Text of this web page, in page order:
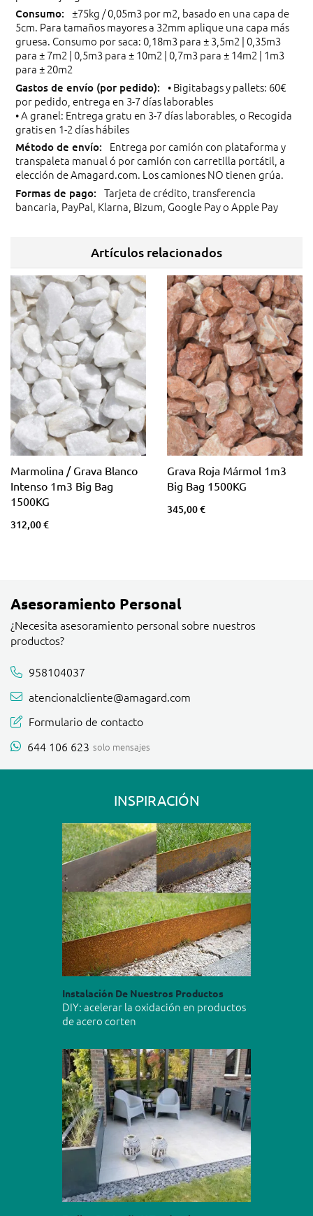
±75kg / 0,05m3 por m2, basado en una capa de
5cm. Para tamaños mayores a 32mm aplique una capa más
gruesa. Consumo por saca: 0,18m3 para ± 3,5m2 | 0,35m3
para ± 7m2 | 0,5m3 para ± 10m2 | 0,7m3 para ± 14m2 | 1m3
para ± 20m2
• Bigitabags y pallets: 60€
por pedido, entrega en 3-7 días laborables
• A granel: Entrega gratu en 3-7 días laborables, o Recogida
gratis en 1-2 días hábiles
Entrega por camión con plataforma y
transpaleta manual ó por camión con carretilla portátil, a
elección de Amagard.com. Los camiones NO tienen grúa.
Tarjeta de crédito, transferencia
bancaria, PayPal, Klarna, Bizum, Google Pay o Apple Pay
Artículos relacionados
Marmolina / Grava Blanco
Intenso 1m3 Big Bag
1500KG
312,00 €
Grava Roja Mármol 1m3
Big Bag 1500KG
345,00 €
Asesoramiento Personal
¿Necesita asesoramiento personal sobre nuestros
productos?
958104037
atencionalcliente@amagard.com
Formulario de contacto
644 106 623 solo mensajes
INSPIRACIÓN
Instalación De Nuestros Productos
DIY: acelerar la oxidación en productos
de acero corten